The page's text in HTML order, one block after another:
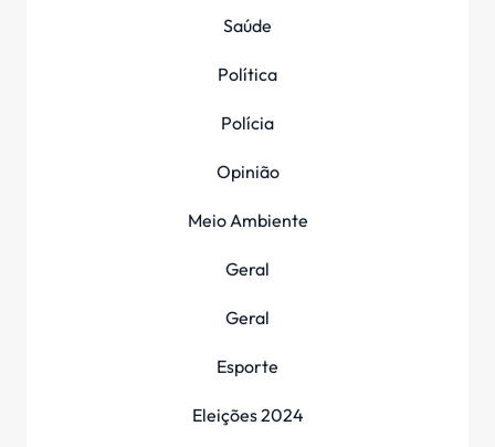
Saúde
Política
Polícia
Opinião
Meio Ambiente
Geral
Geral
Esporte
Eleições 2024